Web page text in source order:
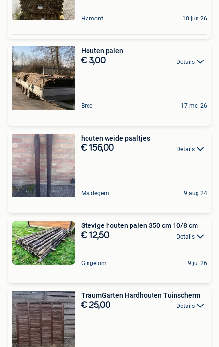
Hamont 10 jun 26
Houten palen
€ 3,00 Details
Bree 17 mei 26
houten weide paaltjes
€ 156,00 Details
Maldegem 9 aug 24
Stevige houten palen 350 cm 10/8 cm
€ 12,50 Details
Gingelom 9 jul 26
TraumGarten Hardhouten Tuinscherm
€ 25,00 Details